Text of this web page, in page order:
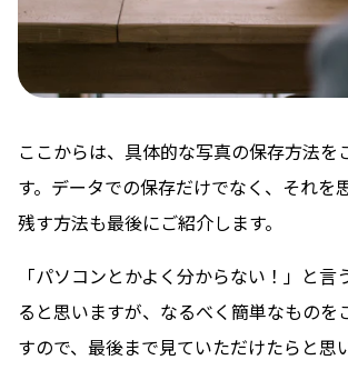
ここからは、具体的な写真の保存方法を
す。データでの保存だけでなく、それを
残す方法も最後にご紹介します。
「パソコンとかよく分からない！」と言
ると思いますが、なるべく簡単なものを
すので、最後まで見ていただけたらと思